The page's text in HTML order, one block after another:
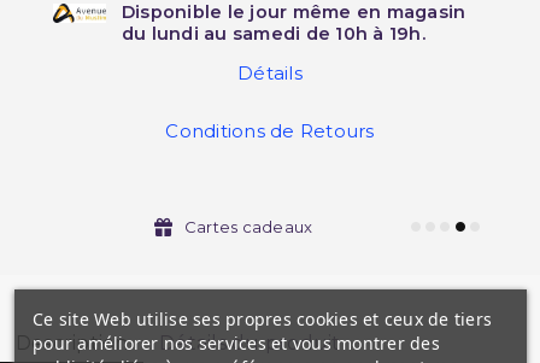
Disponible le jour même en magasin
du lundi au samedi de 10h à 19h.
Détails
Conditions de Retours
Cartes cadeaux
Description Détails du produit
Ce site Web utilise ses propres cookies et ceux de tiers
pour améliorer nos services et vous montrer des